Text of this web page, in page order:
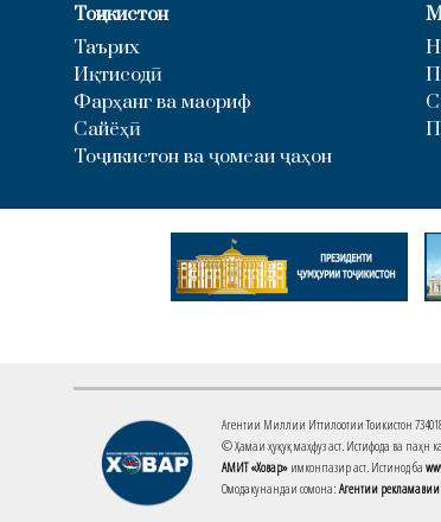
Тоҷикистон
Таърих
Иқтисодӣ
Фарҳанг ва маориф
Сайёҳӣ
Тоҷикистон ва ҷомеаи ҷаҳон
Агентии Миллии Иттилоотии Тоҷикистон
© Ҳамаи ҳуқуқ маҳфуз аст. Истифода ва паҳн
АМИТ «Ховар» имконпазир аст. Истинод ба
Омодакунандаи сомона: Агентии